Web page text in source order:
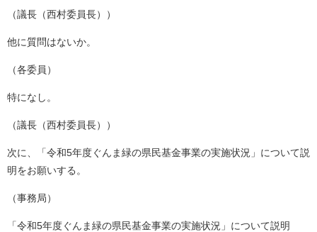
（議長（西村委員長））
他に質問はないか。
（各委員）
特になし。
（議長（西村委員長））
次に、「令和5年度ぐんま緑の県民基金事業の実施状況」について説
明をお願いする。
（事務局）
「令和5年度ぐんま緑の県民基金事業の実施状況」について説明